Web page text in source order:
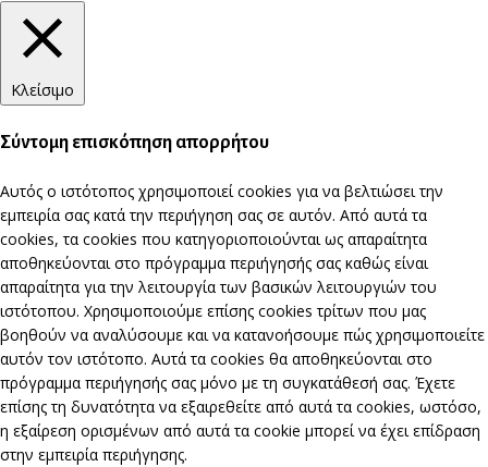
Κλείσιμο
Σύντομη επισκόπηση απορρήτου
Αυτός ο ιστότοπος χρησιμοποιεί cookies για να βελτιώσει την
εμπειρία σας κατά την περιήγηση σας σε αυτόν. Από αυτά τα
cookies, τα cookies που κατηγοριοποιούνται ως απαραίτητα
αποθηκεύονται στο πρόγραμμα περιήγησής σας καθώς είναι
απαραίτητα για την λειτουργία των βασικών λειτουργιών του
ιστότοπου. Χρησιμοποιούμε επίσης cookies τρίτων που μας
βοηθούν να αναλύσουμε και να κατανοήσουμε πώς χρησιμοποιείτε
αυτόν τον ιστότοπο. Αυτά τα cookies θα αποθηκεύονται στο
πρόγραμμα περιήγησής σας μόνο με τη συγκατάθεσή σας. Έχετε
επίσης τη δυνατότητα να εξαιρεθείτε από αυτά τα cookies, ωστόσο,
η εξαίρεση ορισμένων από αυτά τα cookie μπορεί να έχει επίδραση
στην εμπειρία περιήγησης.